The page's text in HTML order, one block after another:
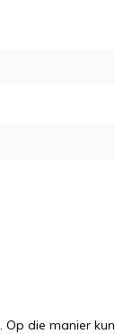
Op die manier kun